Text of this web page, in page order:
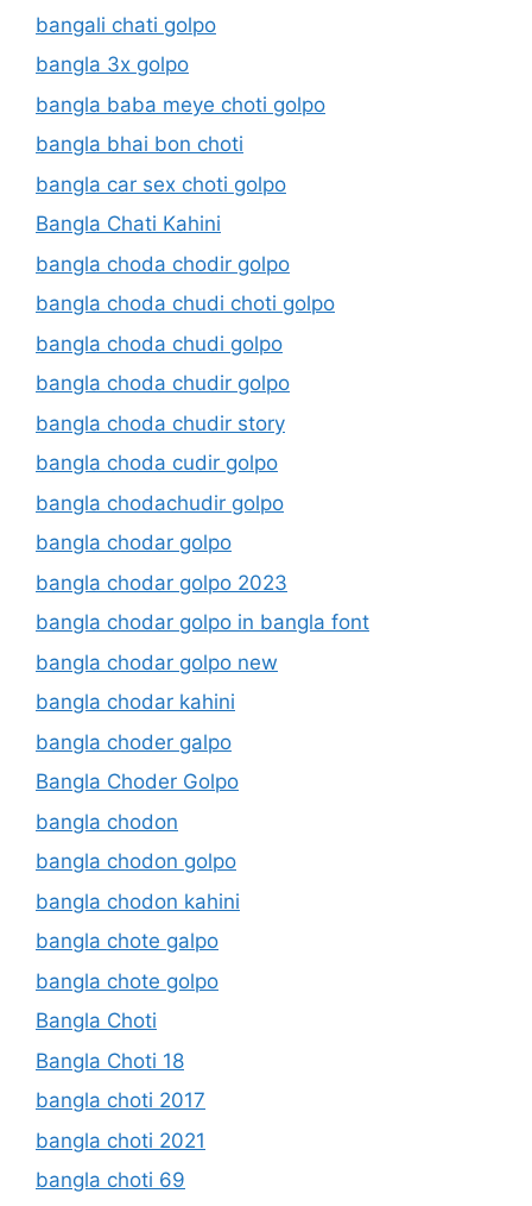
bangali chati golpo
bangla 3x golpo
bangla baba meye choti golpo
bangla bhai bon choti
bangla car sex choti golpo
Bangla Chati Kahini
bangla choda chodir golpo
bangla choda chudi choti golpo
bangla choda chudi golpo
bangla choda chudir golpo
bangla choda chudir story
bangla choda cudir golpo
bangla chodachudir golpo
bangla chodar golpo
bangla chodar golpo 2023
bangla chodar golpo in bangla font
bangla chodar golpo new
bangla chodar kahini
bangla choder galpo
Bangla Choder Golpo
bangla chodon
bangla chodon golpo
bangla chodon kahini
bangla chote galpo
bangla chote golpo
Bangla Choti
Bangla Choti 18
bangla choti 2017
bangla choti 2021
bangla choti 69